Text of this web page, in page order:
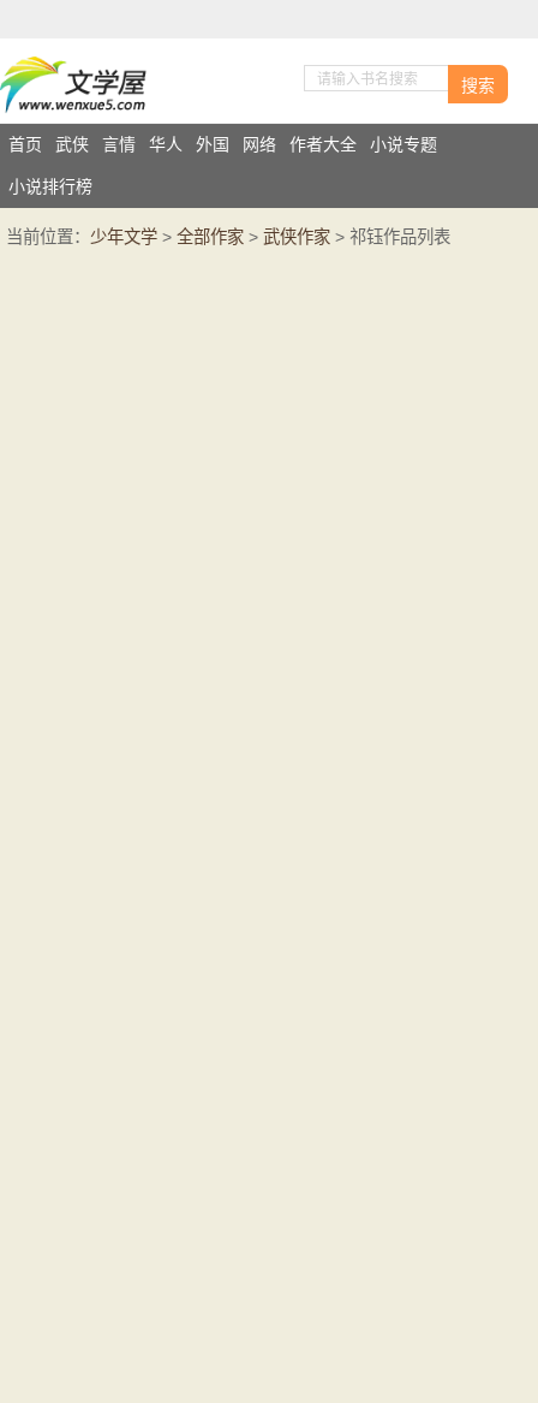
搜索
首页 武侠 言情 华人 外国 网络 作者大全 小说专题
小说排行榜
当前位置： 少年文学 > 全部作家 > 武侠作家 > 祁钰作品列表